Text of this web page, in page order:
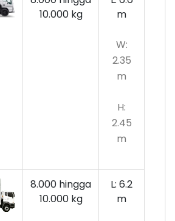
10.000kg
m
W:
2.35
m
H:
2.45
m
8.000 hingga
10.000 kg
L: 6.2
m